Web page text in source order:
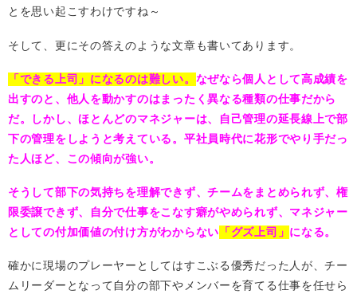
とを思い起こすわけですね～
そして、更にその答えのような文章も書いてあります。
「できる上司」になるのは難しい。 なぜなら個人として高成績を
出すのと、他人を動かすのはまったく異なる種類の仕事だから
だ。しかし、ほとんどのマネジャーは、自己管理の延長線上で部
下の管理をしようと考えている。平社員時代に花形でやり手だっ
た人ほど、この傾向が強い。
そうして部下の気持ちを理解できず、チームをまとめられず、権
限委譲できず、自分で仕事をこなす癖がやめられず、マネジャー
としての付加価値の付け方がわからない 「グズ上司」 になる。
確かに現場のプレーヤーとしてはすこぶる優秀だった人が、チー
ムリーダーとなって自分の部下やメンバーを育てる仕事を任せら